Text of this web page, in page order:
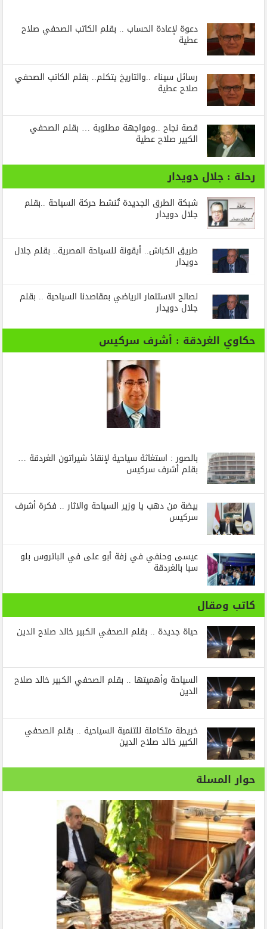
دعوة لإعادة الحساب .. بقلم الكاتب الصحفي صلاح
عطية
رسائل‭ ‬سيناء‭.. ‬والتاريخ‭ ‬يتكلم.. بقلم الكاتب الصحفي
صلاح عطية
قصة نجاح ..ومواجهة مطلوبة … بقلم الصحفي
الكبير صلاح عطية
رحلة : جلال دويدار
شبكة الطرق الجديدة تُنشط حركة السياحة ..بقلم
جلال دويدار
طريق الكباش.. أيقونة للسياحة المصرية.. بقلم جلال
دويدار
لصالح الاستثمار الرياضي بمقاصدنا السياحية .. بقلم
جلال دويدار
حكاوي الغردقة : أشرف سركيس
بالصور : استغاثة سياحية لإنقاذ شيراتون الغردقة …
بقلم أشرف سركيس
بيضة من دهب يا وزير السياحة والاثار .. فكرة أشرف
سركيس
عيسى وحنفي في زفة أبو على في الباتروس بلو
سبا بالغردقة
كاتب ومقال
حياة جديدة .. بقلم الصحفي الكبير خالد صلاح الدين
السياحة وأهميتها .. بقلم الصحفي الكبير خالد صلاح
الدين
خريطة متكاملة للتنمية السياحية .. بقلم الصحفي
الكبير خالد صلاح الدين
حوار المسلة